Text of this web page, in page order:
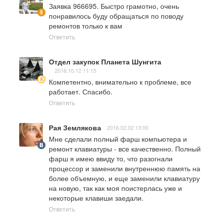
Заявка 966695. Быстро грамотно, очень
понравилось буду обращаться по поводу
ремонтов только к вам
Ответить
Отдел закупок Планета Шунгита
2016.10.12 11:15
Компетентно, внимательно к проблеме, все
работает. Спасибо.
Ответить
Рая Землякова 2016.02.02 13:00
Мне сделали полный фарш компьютера и
ремонт клавиатуры - все качественно. Полный
фарш я имею ввиду то, что разогнали
процессор и заменили внутреннюю память на
более объемную, и еще заменили клавиатуру
на новую, так как моя поистерлась уже и
некоторые клавиши заедали.
Ответить